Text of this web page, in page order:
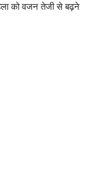
को वजन तेजी से बढ़ने